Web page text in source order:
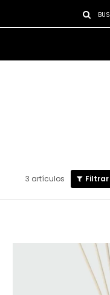
3 artículos